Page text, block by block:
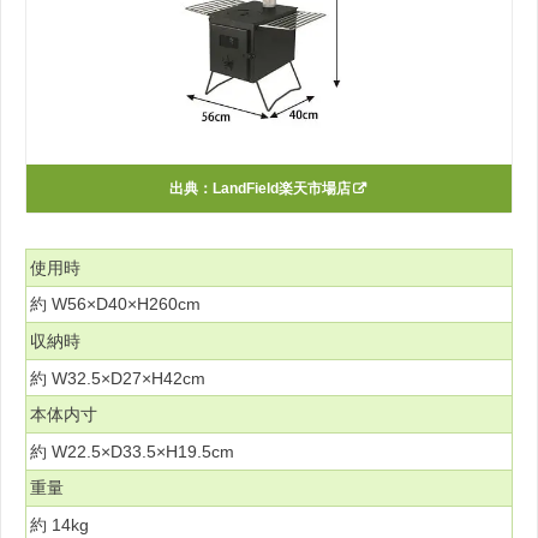
出典： LandField楽天市場店
使用時
約 W56×D40×H260cm
収納時
約 W32.5×D27×H42cm
本体内寸
約 W22.5×D33.5×H19.5cm
重量
約 14kg